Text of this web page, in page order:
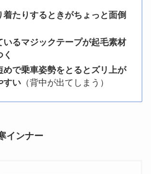
着たりするときがちょっと面倒
いるマジックテープが起毛素材
めで乗車姿勢をとるとズリ上が
すい（背中が出てしまう）
インナー